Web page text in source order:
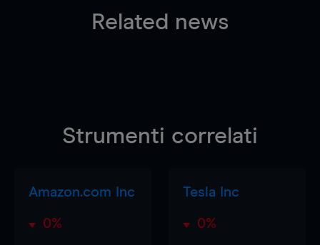
Related news
Strumenti correlati
Amazon.com Inc
0%
Tesla Inc
0%